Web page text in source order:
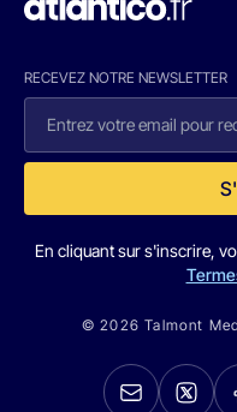
RECEVEZ NOTRE NEWSLETTER
En cliquant sur s'inscrire,
© 2026 Talmont